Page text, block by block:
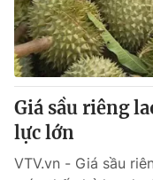
Thị trường 24h
VTV4
VTV9
Liên hệ tòa soạn
Giá sầu riêng
lực lớn
VTV.vn - Giá sầu